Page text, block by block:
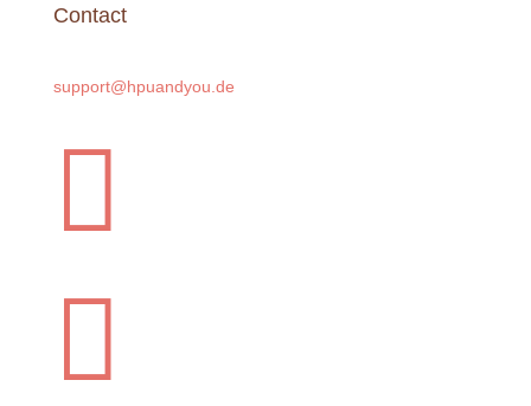
Contact
support@hpuandyou.de

